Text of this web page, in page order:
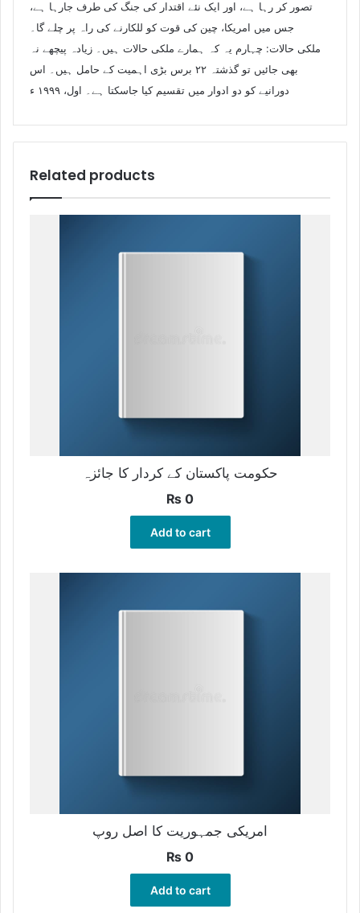
تصور کر رہا ہے، اور ایک نئے اقتدار کی جنگ کی طرف جارہا ہے،
جس میں امریکا، چین کی قوت کو للکارنے کی راہ پر چلے گا۔
ملکی حالات: چہارم یہ کہ ہمارے ملکی حالات ہیں۔ زیادہ پیچھے نہ
بھی جائیں تو گذشتہ ۲۲ برس بڑی اہمیت کے حامل ہیں۔ اس
دورانیے کو دو ادوار میں تقسیم کیا جاسکتا ہے۔ اول، ۱۹۹۹ ء
Related products
حکومت پاکستان کے کردار کا جائزہ
₨ 0
Add to cart
امریکی جمہوریت کا اصل روپ
₨ 0
Add to cart